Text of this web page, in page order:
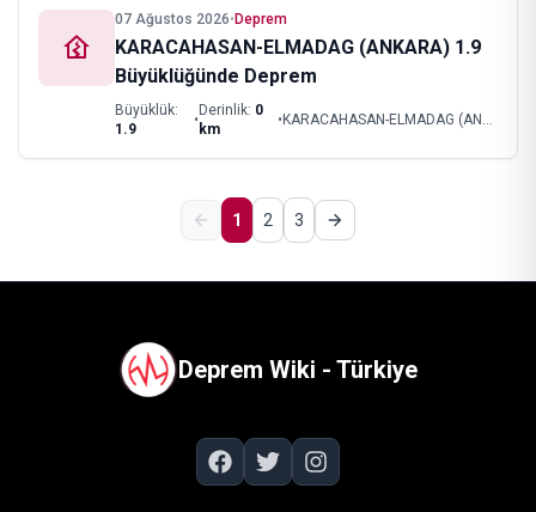
07 Ağustos 2026• Deprem
KARACAHASAN-ELMADAG (ANKARA) 1.9
Büyüklüğünde Deprem
Büyüklük:
1.9
•
Derinlik: 0
km
• KARACAHASAN-ELMADAG (ANKARA)
1 2 3
Deprem Wiki - Türkiye